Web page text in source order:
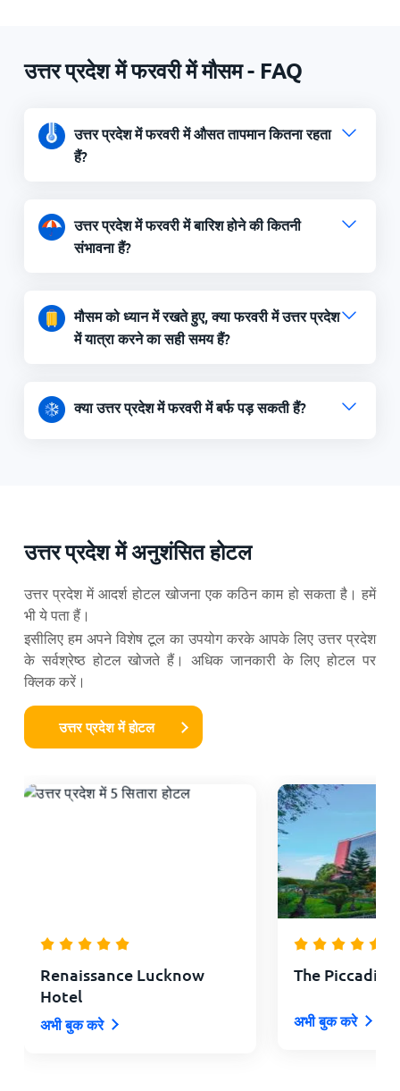
उत्तर प्रदेश में फरवरी में मौसम - FAQ
उत्तर प्रदेश में फरवरी में औसत तापमान कितना रहता
हैं?
उत्तर प्रदेश में फरवरी में बारिश होने की कितनी
संभावना हैं?
मौसम को ध्यान में रखते हुए, क्या फरवरी में उत्तर प्रदेश
में यात्रा करने का सही समय हैं?
क्या उत्तर प्रदेश में फरवरी में बर्फ पड़ सकती हैं?
उत्तर प्रदेश में अनुशंसित होटल
उत्तर प्रदेश में आदर्श होटल खोजना एक कठिन काम हो सकता है। हमें
भी ये पता हैं।
इसीलिए हम अपने विशेष टूल का उपयोग करके आपके लिए उत्तर प्रदेश
के सर्वश्रेष्ठ होटल खोजते हैं। अधिक जानकारी के लिए होटल पर
क्लिक करें।
उत्तर प्रदेश में होटल
Renaissance Lucknow
Hotel
अभी बुक करे
The Piccadily
अभी बुक करे